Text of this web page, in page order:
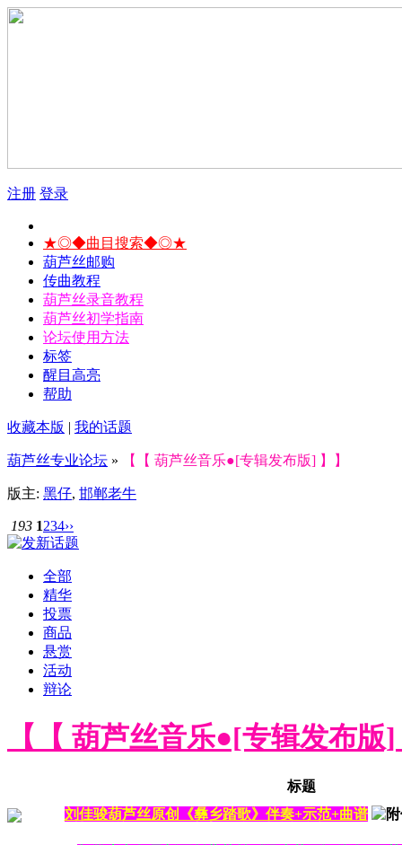
注册 登录
★◎◆曲目搜索◆◎★
葫芦丝邮购
传曲教程
葫芦丝录音教程
葫芦丝初学指南
论坛使用方法
标签
醒目高亮
帮助
收藏本版 | 我的话题
葫芦丝专业论坛 » 【【 葫芦丝音乐●[专辑发布版] 】】
版主: 黑仔, 邯郸老牛
193 1234››
全部
精华
投票
商品
悬赏
活动
辩论
【【 葫芦丝音乐●[专辑发布版
标题
刘佳骏葫芦丝原创《彝乡踏歌》伴奏+示范+曲谱